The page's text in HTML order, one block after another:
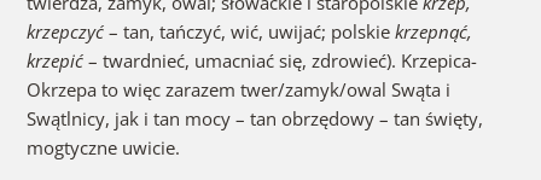
krzepczyć– tan, tańczyć, wić, uwijać; polskie krzepnąć,
krzepić– twardnieć, umacniać się, zdrowieć). Krzepica-
Okrzepa to więc zarazem twer/zamyk/owal Swąta i
Swątlnicy, jak i tan mocy – tan obrzędowy – tan święty,
mogtyczne uwicie.